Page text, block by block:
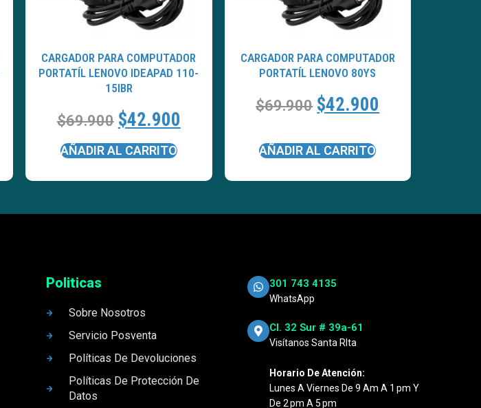
CARGADOR PARA COMPUTADOR
PORTATÍL LENOVO IDEAPAD 110-
15IBR
$69.900 $42.900
AÑADIR AL CARRITO
CARGADOR PARA COMPUTADOR
PORTATÍL LENOVO 80YS
$69.900 $42.900
AÑADIR AL CARRITO
Politicas
Sobre Nosotros
Servicio Posventa
Políticas De Devoluciones
Políticas De Protección De
Datos
301 743 4135
WhatsApp
Cl. 32 Sur # 39a-61
Visítanos Santa RIta
Horario De Atención:
Lunes A Viernes De 9 Am A 1 Pm Y
De 2 Pm A 5 Pm